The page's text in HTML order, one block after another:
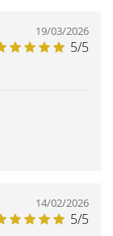
19/03/2026
5/5
14/02/2026
5/5